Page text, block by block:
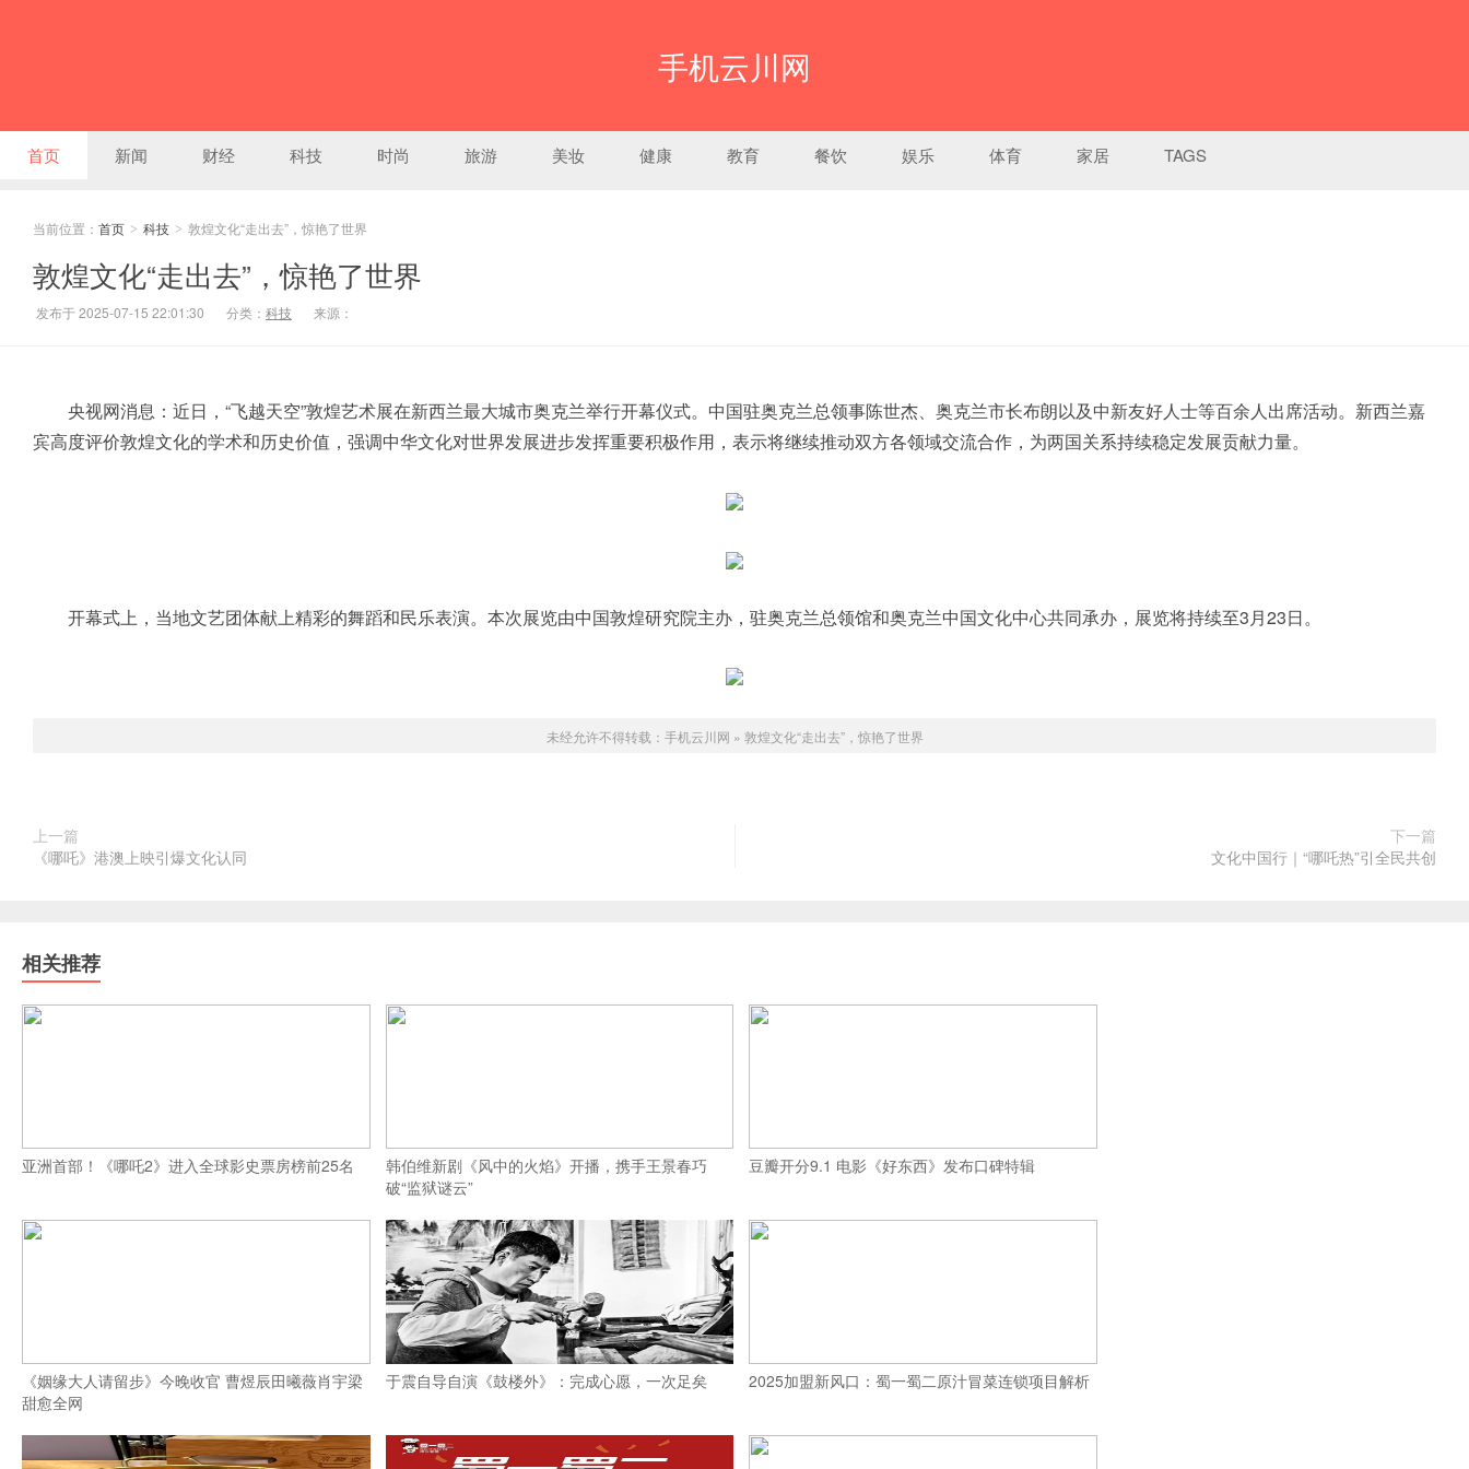
手机云川网
首页 新闻 财经 科技 时尚 旅游 美妆 健康 教育 餐饮 娱乐 体育 家居 TAGS
当前位置： 首页 > 科技 > 敦煌文化“走出去”，惊艳了世界
敦煌文化“走出去”，惊艳了世界
发布于 2025-07-15 22:01:30 分类： 科技 来源：
央视网消息：近日，“飞越天空”敦煌艺术展在新西兰最大城市奥克兰举行开幕仪式。中国驻奥克兰总领事陈世杰、奥克兰市长布朗以及中新友好人士等百余人出席活动。新西兰嘉
宾高度评价敦煌文化的学术和历史价值，强调中华文化对世界发展进步发挥重要积极作用，表示将继续推动双方各领域交流合作，为两国关系持续稳定发展贡献力量。
开幕式上，当地文艺团体献上精彩的舞蹈和民乐表演。本次展览由中国敦煌研究院主办，驻奥克兰总领馆和奥克兰中国文化中心共同承办，展览将持续至3月23日。
未经允许不得转载： 手机云川网 » 敦煌文化“走出去”，惊艳了世界
上一篇
《哪吒》港澳上映引爆文化认同
下一篇
文化中国行｜“哪吒热”引全民共创
相关推荐
亚洲首部！《哪吒2》进入全球影史票房榜前25名
韩伯维新剧《风中的火焰》开播，携手王景春巧
破“监狱谜云”
豆瓣开分9.1 电影《好东西》发布口碑特辑
《姻缘大人请留步》今晚收官 曹煜辰田曦薇肖宇梁
甜愈全网
于震自导自演《鼓楼外》：完成心愿，一次足矣 2025加盟新风口：蜀一蜀二原汁冒菜连锁项目解析